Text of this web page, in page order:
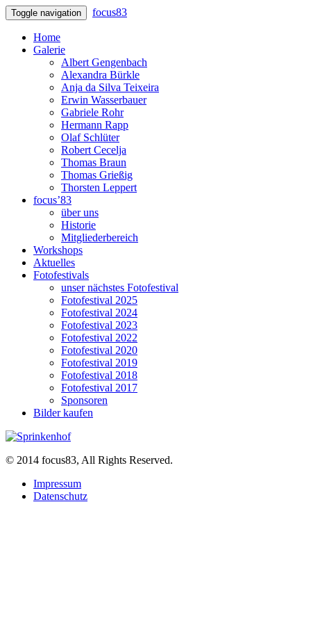
Toggle navigation focus83
Home
Galerie
Albert Gengenbach
Alexandra Bürkle
Anja da Silva Teixeira
Erwin Wasserbauer
Gabriele Rohr
Hermann Rapp
Olaf Schlüter
Robert Cecelja
Thomas Braun
Thomas Grießig
Thorsten Leppert
focus’83
über uns
Historie
Mitgliederbereich
Workshops
Aktuelles
Fotofestivals
unser nächstes Fotofestival
Fotofestival 2025
Fotofestival 2024
Fotofestival 2023
Fotofestival 2022
Fotofestival 2020
Fotofestival 2019
Fotofestival 2018
Fotofestival 2017
Sponsoren
Bilder kaufen
© 2014 focus83, All Rights Reserved.
Impressum
Datenschutz